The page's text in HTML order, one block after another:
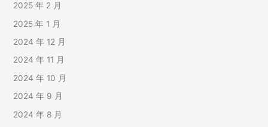
2025 年 2 月
2025 年 1 月
2024 年 12 月
2024 年 11 月
2024 年 10 月
2024 年 9 月
2024 年 8 月